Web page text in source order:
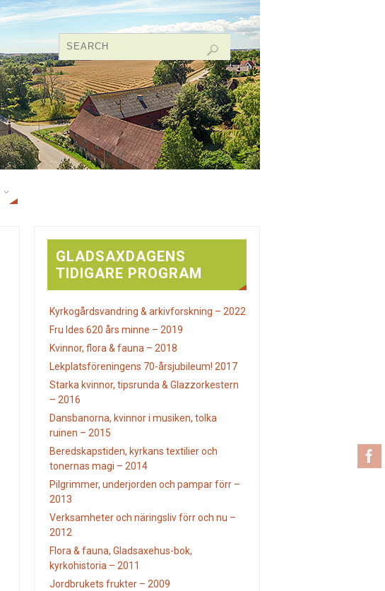
GLADSAXDAGENS
TIDIGARE PROGRAM
Kyrkogårdsvandring & arkivforskning – 2022
Fru Ides 620 års minne – 2019
Kvinnor, flora & fauna – 2018
Lekplatsföreningens 70-årsjubileum! 2017
Starka kvinnor, tipsrunda & Glazzorkestern
– 2016
Dansbanorna, kvinnor i musiken, tolka
ruinen – 2015
Beredskapstiden, kyrkans textilier och
tonernas magi – 2014
Pilgrimmer, underjorden och pampar förr –
2013
Verksamheter och näringsliv förr och nu –
2012
Flora & fauna, Gladsaxehus-bok,
kyrkohistoria – 2011
Jordbrukets frukter – 2009